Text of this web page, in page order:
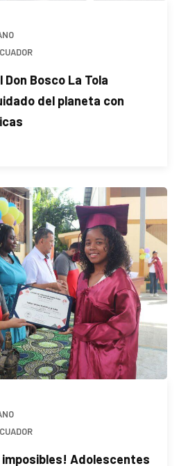
Bosco La Tola
del planeta con
imposibles! Adolescentes